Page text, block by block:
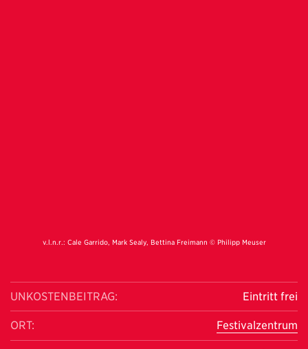
v.l.n.r.: Cale Garrido, Mark Sealy, Bettina Freimann © Philipp Meuser
UNKOSTENBEITRAG: Eintritt frei
ORT: Festivalzentrum